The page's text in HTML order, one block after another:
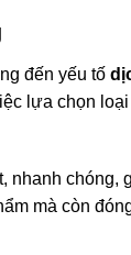
đến yếu tố
lựa chọn
mà còn